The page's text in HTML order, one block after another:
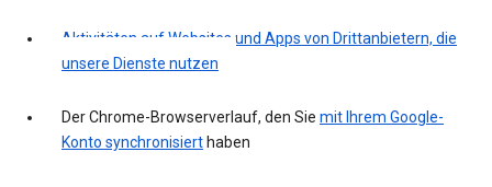
Aktivitäten auf Websites und Apps von Drittanbietern, die
unsere Dienste nutzen
Der Chrome-Browserverlauf, den Sie mit Ihrem Google-
Konto synchronisiert haben